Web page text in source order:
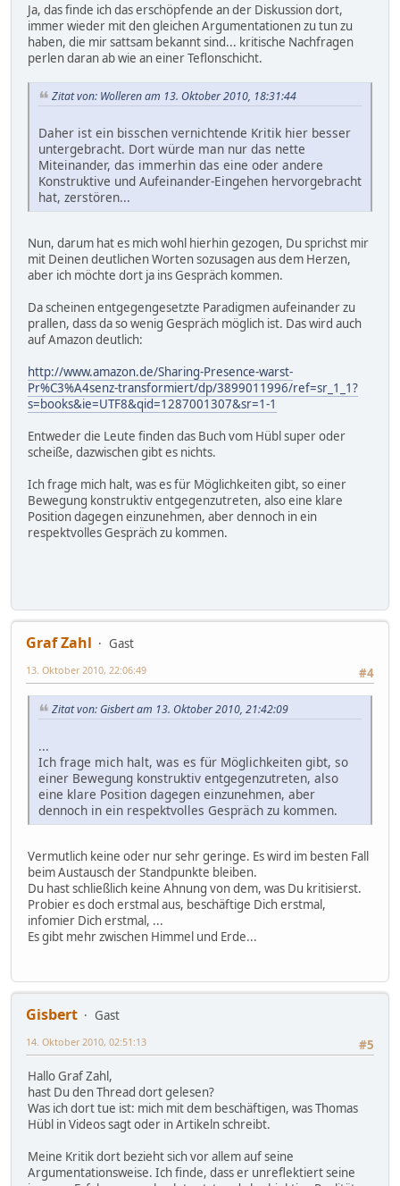
Ja, das finde ich das erschöpfende an der Diskussion dort,
immer wieder mit den gleichen Argumentationen zu tun zu
haben, die mir sattsam bekannt sind... kritische Nachfragen
perlen daran ab wie an einer Teflonschicht.
Zitat von: Wolleren am 13. Oktober 2010, 18:31:44
Daher ist ein bisschen vernichtende Kritik hier besser
untergebracht. Dort würde man nur das nette
Miteinander, das immerhin das eine oder andere
Konstruktive und Aufeinander-Eingehen hervorgebracht
hat, zerstören...
Nun, darum hat es mich wohl hierhin gezogen, Du sprichst mir
mit Deinen deutlichen Worten sozusagen aus dem Herzen,
aber ich möchte dort ja ins Gespräch kommen.
Da scheinen entgegengesetzte Paradigmen aufeinander zu
prallen, dass da so wenig Gespräch möglich ist. Das wird auch
auf Amazon deutlich:
http://www.amazon.de/Sharing-Presence-warst-
Pr%C3%A4senz-transformiert/dp/3899011996/ref=sr_1_1?
s=books&ie=UTF8&qid=1287001307&sr=1-1
Entweder die Leute finden das Buch vom Hübl super oder
scheiße, dazwischen gibt es nichts.
Ich frage mich halt, was es für Möglichkeiten gibt, so einer
Bewegung konstruktiv entgegenzutreten, also eine klare
Position dagegen einzunehmen, aber dennoch in ein
respektvolles Gespräch zu kommen.
Graf Zahl
Gast
#4
13. Oktober 2010, 22:06:49
Zitat von: Gisbert am 13. Oktober 2010, 21:42:09
...
Ich frage mich halt, was es für Möglichkeiten gibt, so
einer Bewegung konstruktiv entgegenzutreten, also
eine klare Position dagegen einzunehmen, aber
dennoch in ein respektvolles Gespräch zu kommen.
Vermutlich keine oder nur sehr geringe. Es wird im besten Fall
beim Austausch der Standpunkte bleiben.
Du hast schließlich keine Ahnung von dem, was Du kritisierst.
Probier es doch erstmal aus, beschäftige Dich erstmal,
infomier Dich erstmal, ...
Es gibt mehr zwischen Himmel und Erde...
Gisbert
Gast
#5
14. Oktober 2010, 02:51:13
Hallo Graf Zahl,
hast Du den Thread dort gelesen?
Was ich dort tue ist: mich mit dem beschäftigen, was Thomas
Hübl in Videos sagt oder in Artikeln schreibt.
Meine Kritik dort bezieht sich vor allem auf seine
Argumentationsweise. Ich finde, dass er unreflektiert seine